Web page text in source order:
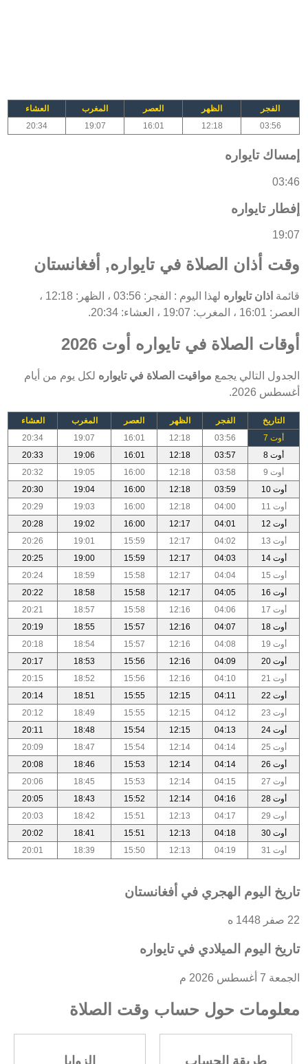
الفجر الظهر العصر المغرب
العشاء
03:56
12:18
16:01
19:07
20:34
إمساك تايواره
03:46
إفطار تايواره
19:07
وقت أذان الصلاة في تايواره, أفغانستان
قائمة اذان تايواره
لهذا اليوم : الفجر: 03:56 ، الظهر: 12:18 ،
العصر: 16:01 ، المغرب: 19:07 ، العشاء: 20:34.
أوقات الصلاة في تايواره أوت 2026
الجدول التالي يجمع مواقيت الصلاة في تايواره لكل يوم من أيام
أغسطس 2026.
التاريخ الفجر الظهر العصر المغرب
العشاء
أوت 7
03:56
12:18
16:01
19:07
20:34
أوت 8
03:57
12:18
16:01
19:06
20:33
أوت 9
03:58
12:18
16:00
19:05
20:32
أوت 10
03:59
12:18
16:00
19:04
20:30
أوت 11
04:00
12:18
16:00
19:03
20:29
أوت 12
04:01
12:17
16:00
19:02
20:28
أوت 13
04:02
12:17
15:59
19:01
20:26
أوت 14
04:03
12:17
15:59
19:00
20:25
أوت 15
04:04
12:17
15:58
18:59
20:24
أوت 16
04:05
12:17
15:58
18:58
20:22
أوت 17
04:06
12:16
15:58
18:57
20:21
أوت 18
04:07
12:16
15:57
18:55
20:19
أوت 19
04:08
12:16
15:57
18:54
20:18
أوت 20
04:09
12:16
15:56
18:53
20:17
أوت 21
04:10
12:16
15:56
18:52
20:15
أوت 22
04:11
12:15
15:55
18:51
20:14
أوت 23
04:12
12:15
15:55
18:49
20:12
أوت 24
04:13
12:15
15:54
18:48
20:11
أوت 25
04:14
12:14
15:54
18:47
20:09
أوت 26
04:14
12:14
15:53
18:46
20:08
أوت 27
04:15
12:14
15:53
18:45
20:06
أوت 28
04:16
12:14
15:52
18:43
20:05
أوت 29
04:17
12:13
15:51
18:42
20:03
أوت 30
04:18
12:13
15:51
18:41
20:02
أوت 31
04:19
12:13
15:50
18:39
20:01
تاريخ اليوم الهجري في أفغانستان
22 صفر 1448 ه
تاريخ اليوم الميلادي في تايواره
الجمعة 7 أغسطس 2026 م
معلومات حول حساب وقت الصلاة